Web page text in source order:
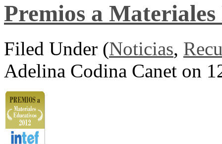
Premios a
Filed Under (Noticias,
Adelina Codina Canet on